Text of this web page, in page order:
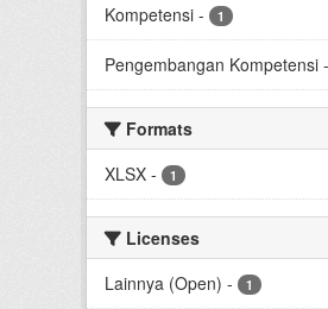
Kompetensi - 1
Pengembangan Kompetensi -
Formats
XLSX - 1
Licenses
Lainnya (Open) - 1